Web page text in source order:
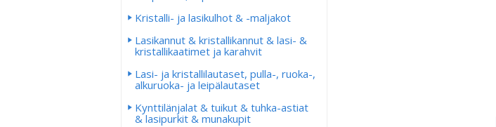
Kristalli- ja lasikulhot & -maljakot
Lasikannut & kristallikannut & lasi- &
kristallikaatimet ja karahvit
Lasi- ja kristallilautaset, pulla-, ruoka-,
alkuruoka- ja leipälautaset
Kynttilänjalat & tuikut & tuhka-astiat
& lasipurkit & munakupit